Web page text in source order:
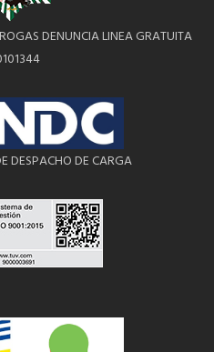
DENUNCIA LINEA GRATUITA
DESPACHO DE CARGA